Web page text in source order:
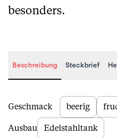
besonders.
Beschreibung Steckbrief
Beschreibung
Geschmack beerig
Ausbau Edelstahltank